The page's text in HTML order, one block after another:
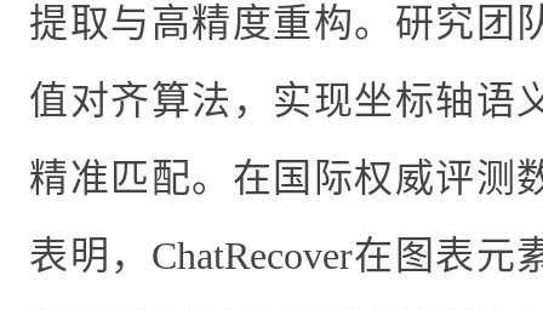
提取与高精度重构。研究团
值对齐算法，实现坐标轴语
精准匹配。在国际权威评测
表明， ChatRecover在图表元